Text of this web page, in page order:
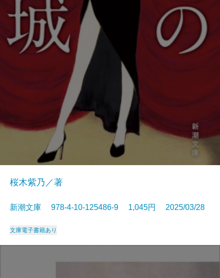
桜木紫乃／著
新潮文庫 978-4-10-125486-9 1,045円 2025/03/28
文庫電子書籍あり